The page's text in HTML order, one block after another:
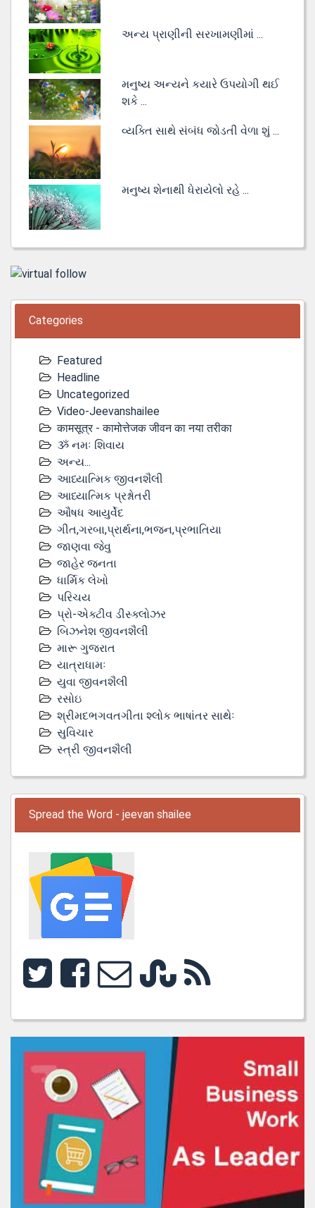
અન્ય પ્રાણીની સરખામણીમાં ...
મનુષ્ય અન્યને કયારે ઉપયોગી થઈ
શકે ...
વ્યક્તિ સાથે સંબંધ જોડતી વેળા શું ...
મનુષ્ય શેનાથી ધેરાયેલો રહે ...
Categories
Featured
Headline
Uncategorized
Video-Jeevanshailee
कामसूत्र - कामोत्तेजक जीवन का नया तरीका
ૐ નમઃ શિવાય
અન્ય...
આધ્યાત્મિક જીવનશૈલી
આધ્યાત્મિક પ્રશ્નોતરી
ઔષધ આયુર્વેદ
ગીત,ગરબા,પ્રાર્થના,ભજન,પ્રભાતિયા
જાણવા જેવુ
જાહેર જનતા
ધાર્મિક લેખો
પરિચય
પ્રો-એક્ટીવ ડીસ્‍ક્લોઝર
બિઝનેશ જીવનશૈલી
મારૂ ગુજરાત
યાત્રાધામઃ
યુવા જીવનશૈલી
રસોઇ
શ્રીમદભગવતગીતા શ્લોક ભાષાંતર સાથેઃ
સુવિચાર
સ્ત્રી જીવનશૈલી
Spread the Word - jeevan shailee